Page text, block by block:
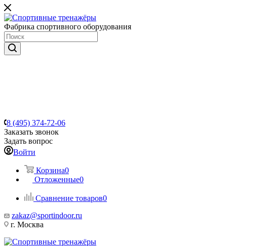
Фабрика спортивного оборудования
8 (495) 374-72-06
Заказать звонок
Задать вопрос
Войти
Корзина0
Отложенные0
Сравнение товаров0
zakaz@sportindoor.ru
г. Москва